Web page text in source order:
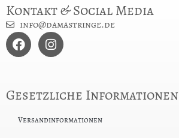
Kontakt & Social Media
info@damastringe.de
Gesetzliche Informationen
Versandinformationen